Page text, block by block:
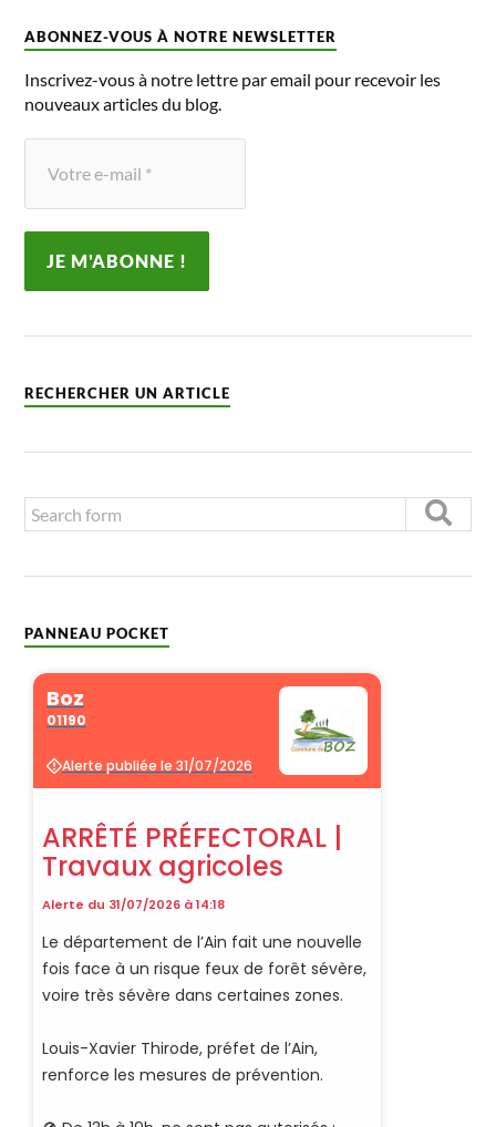
ABONNEZ-VOUS À NOTRE NEWSLETTER
Inscrivez-vous à notre lettre par email pour recevoir les
nouveaux articles du blog.
RECHERCHER UN ARTICLE
PANNEAU POCKET